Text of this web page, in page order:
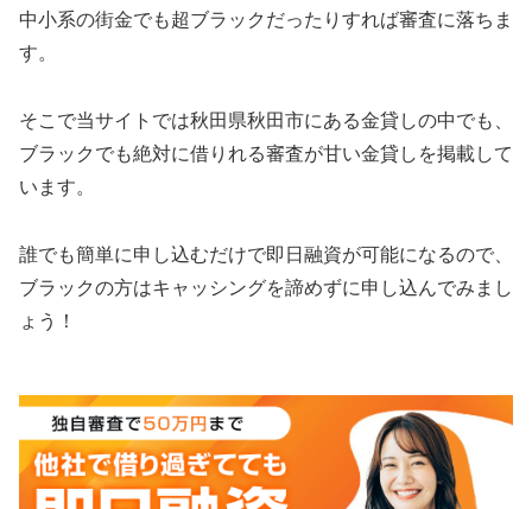
中小系の街金でも超ブラックだったりすれば審査に落ちま
す。
そこで当サイトでは秋田県秋田市にある金貸しの中でも、
ブラックでも絶対に借りれる審査が甘い金貸しを掲載して
います。
誰でも簡単に申し込むだけで即日融資が可能になるので、
ブラックの方はキャッシングを諦めずに申し込んでみまし
ょう！